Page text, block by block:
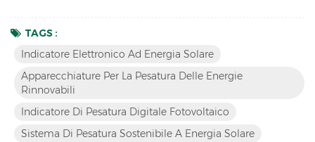
TAGS :
Indicatore Elettronico Ad Energia Solare
Apparecchiature Per La Pesatura Delle Energie
Rinnovabili
Indicatore Di Pesatura Digitale Fotovoltaico
Sistema Di Pesatura Sostenibile A Energia Solare